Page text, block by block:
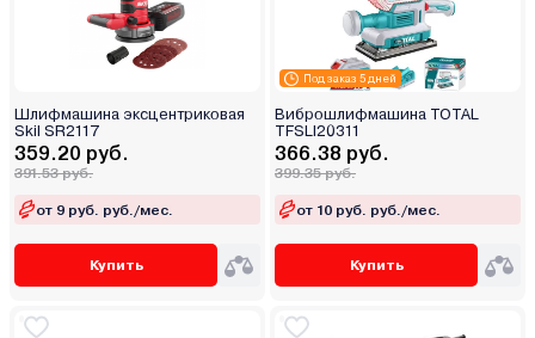
Шлифмашина эксцентриковая
Skil SR2117
359.20 руб.
391.53 руб.
от 9 руб. руб./мес.
Купить
Под заказ 5 дней
Виброшлифмашина TOTAL
TFSLI20311
366.38 руб.
399.35 руб.
от 10 руб. руб./мес.
Купить